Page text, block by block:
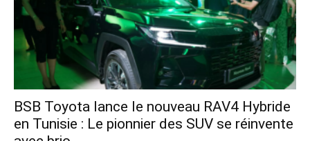
​BSB Toyota lance le nouveau RAV4 Hybride
en Tunisie : Le pionnier des SUV se réinvente